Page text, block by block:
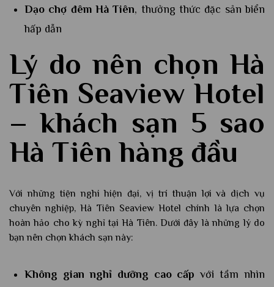
Dạo chợ đêm Hà Tiên, thưởng thức đặc sản biển
hấp dẫn
Lý do nên chọn Hà
Tiên Seaview Hotel
–khách sạn 5 sao
Hà Tiên hàng đầu
Với những tiện nghi hiện đại, vị trí thuận lợi và dịch vụ
chuyên nghiệp, Hà Tiên Seaview Hotel chính là lựa chọn
hoàn hảo cho kỳ nghỉ tại Hà Tiên. Dưới đây là những lý do
bạn nên chọn khách sạn này:
Không gian nghỉ dưỡng cao cấp với tầm nhìn